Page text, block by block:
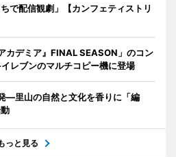
で配信観劇」【カンフェティストリ
カデミア』FINAL SEASON」のコン
レブンのマルチコピー機に登場
―里山の自然と文化を香りに「編
っと見る